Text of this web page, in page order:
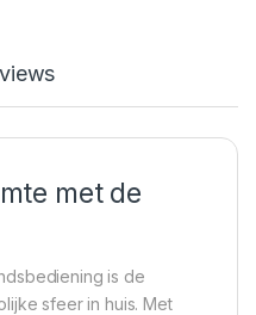
met de
is de
sfeer in huis. Met